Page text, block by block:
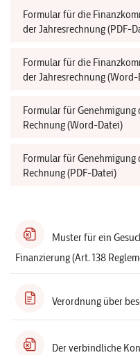
Formular für die
der Jahresrechnung (PDF-
Formular für die
der Jahresrechnung
Formular für Genehmigung
Rechnung (Word-Datei)
Formular für Genehmigung
Rechnung (PDF-Datei)
Muster für ein
Finanzierung (Art. 138
Verordnung über
Der verbindliche